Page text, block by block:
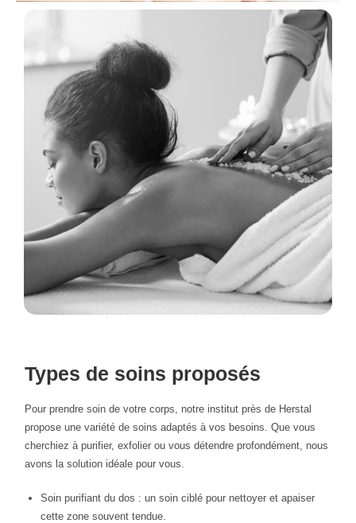
Types de soins proposés
Pour prendre soin de votre corps, notre institut près de Herstal
propose une variété de soins adaptés à vos besoins. Que vous
cherchiez à purifier, exfolier ou vous détendre profondément, nous
avons la solution idéale pour vous.
Soin purifiant du dos : un soin ciblé pour nettoyer et apaiser
cette zone souvent tendue.